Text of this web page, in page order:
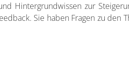
Hintergrundwissen zur
Sie haben Fragen zu den